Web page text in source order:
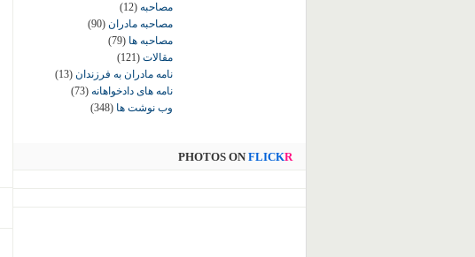
مصاحبه (12)
مصاحبه مادران (90)
مصاحبه ها (79)
مقالات (121)
نامه مادران به فرزندان (13)
نامه های دادخواهانه (73)
وب نوشت ها (348)
PHOTOS ON FLICKR